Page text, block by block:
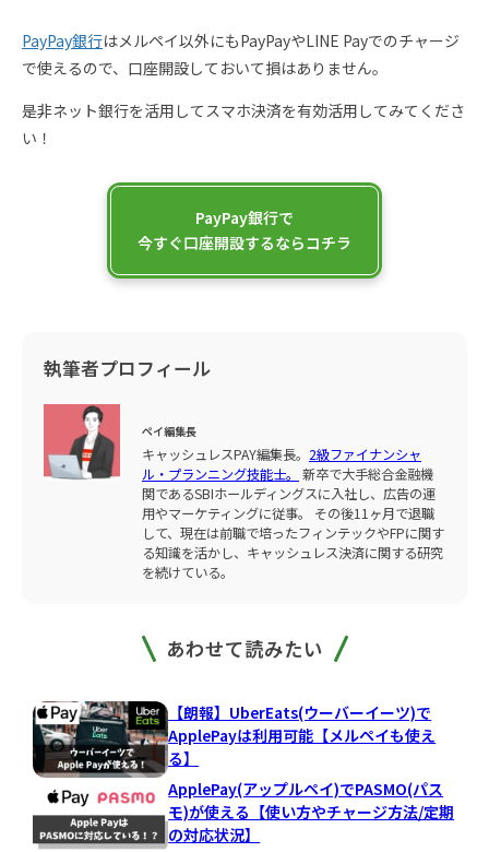
PayPay銀行はメルペイ以外にもPayPayやLINE Payでのチャージ
で使えるので、口座開設しておいて損はありません。
是非ネット銀行を活用してスマホ決済を有効活用してみてくださ
い！
PayPay銀行で
今すぐ口座開設するならコチラ
執筆者プロフィール
ペイ編集長
キャッシュレスPAY編集長。 2級ファイナンシャ
ル・プランニング技能士。
新卒で大手総合金融機
関であるSBIホールディングスに入社し、広告の運
用やマーケティングに従事。 その後11ヶ月で退職
して、現在は前職で培ったフィンテックやFPに関す
る知識を活かし、キャッシュレス決済に関する研究
を続けている。
あわせて読みたい
【朗報】UberEats(ウーバーイーツ)で
ApplePayは利用可能【メルペイも使え
る】
ApplePay(アップルペイ)でPASMO(パス
モ)が使える【使い方やチャージ方法/定期
の対応状況】